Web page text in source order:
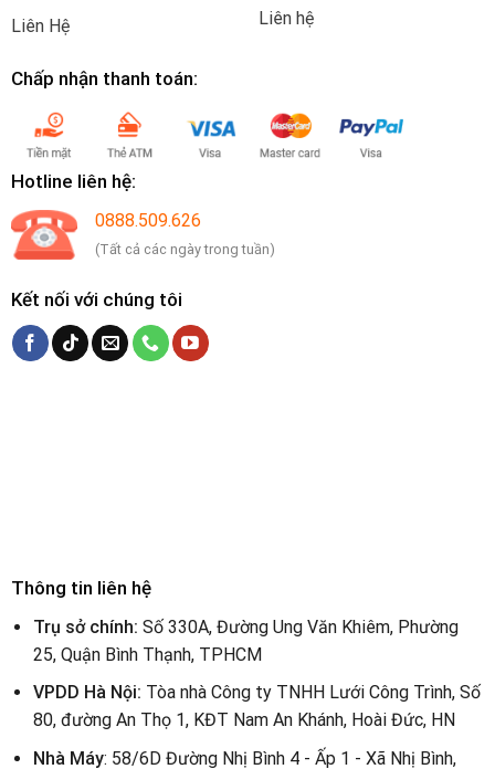
Liên Hệ
Liên hệ
Chấp nhận thanh toán:
Hotline liên hệ:
0888.509.626
(Tất cả các ngày trong tuần)
Kết nối với chúng tôi
Thông tin liên hệ
Trụ sở chính: Số 330A, Đường Ung Văn Khiêm, Phường
25, Quận Bình Thạnh, TPHCM
VPDD Hà Nội: Tòa nhà Công ty TNHH Lưới Công Trình, Số
80, đường An Thọ 1, KĐT Nam An Khánh, Hoài Đức, HN
Nhà Máy: 58/6D Đường Nhị Bình 4 - Ấp 1 - Xã Nhị Bình,